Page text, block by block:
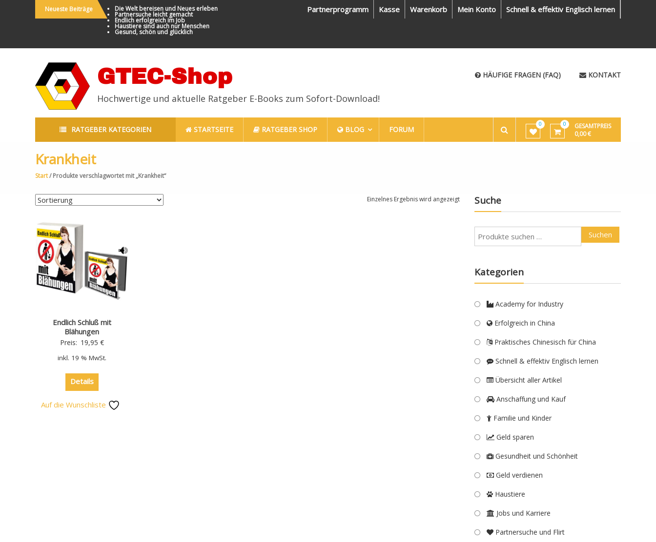
Neueste Beiträge Die Welt bereisen und Neues erleben
Partnersuche leicht gemacht
Endlich erfolgreich im Job
Haustiere sind auch nur Menschen
Gesund, schön und glücklich
Partnerprogramm Kasse Warenkorb Mein Konto Schnell & effektiv Englisch lernen
GTEC-Shop
Hochwertige und aktuelle Ratgeber E-Books zum Sofort-Download!
HÄUFIGE FRAGEN (FAQ) KONTAKT
RATGEBER KATEGORIEN STARTSEITE RATGEBER SHOP BLOG FORUM
0 0
GESAMTPREIS
0,00€
Krankheit
Start/ Produkte verschlagwortet mit „Krankheit“
Einzelnes Ergebnis wird angezeigt
Endlich Schluß mit
Blähungen
Preis: 19,95 €
inkl. 19 % MwSt.
Details
Auf die Wunschliste
Suche
Suchen
Kategorien
Academy for Industry
Erfolgreich in China
Praktisches Chinesisch für China
Schnell & effektiv Englisch lernen
Übersicht aller Artikel
Anschaffung und Kauf
Familie und Kinder
Geld sparen
Gesundheit und Schönheit
Geld verdienen
Haustiere
Jobs und Karriere
Partnersuche und Flirt